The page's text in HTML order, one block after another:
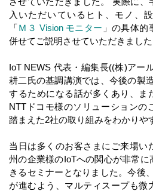
入いただいているヒト、モノ、
「Ｍ３ Vision モニター 」の具体的
併せてご説明させていただきました
IoT NEWS 代表・編集長((株)ア
耕二氏の基調講演では、今後の製
するためになる話が多くあり、ま
NTTドコモ様のソリューションの
踏まえた2社の取り組みをわかりや
当日は多くのお客さまにご来場い
州の企業様のIoTへの関心が非常
きるセミナーとなりました。今後
が進むよう、マルティスープも微